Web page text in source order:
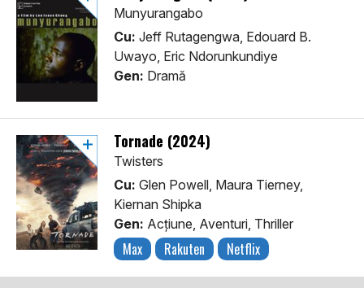
Munyurangabo
Cu: Jeff Rutagengwa, Edouard B.
Uwayo, Eric Ndorunkundiye
Gen: Dramă
Tornade (2024)
Twisters
Cu: Glen Powell, Maura Tierney,
Kiernan Shipka
Gen: Acţiune, Aventuri, Thriller
Max Rakuten Netflix